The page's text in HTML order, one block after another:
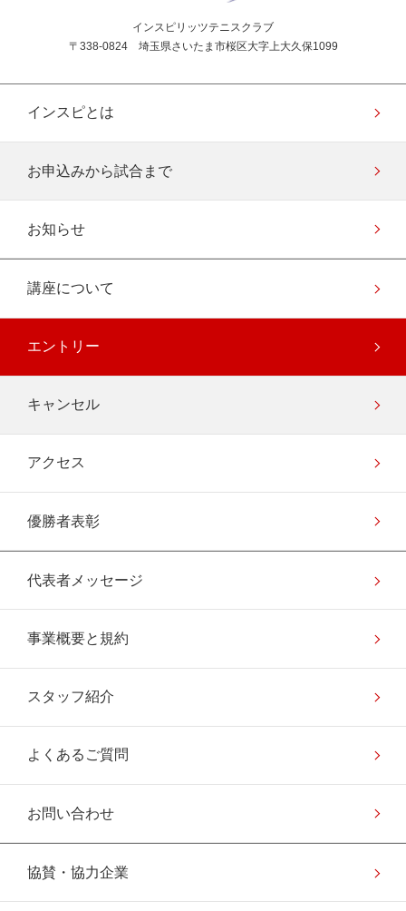
インスピリッツテニスクラブ
〒338-0824 埼玉県さいたま市桜区大字上大久保1099
インスピとは
お申込みから試合まで
お知らせ
講座について
エントリー
キャンセル
アクセス
優勝者表彰
代表者メッセージ
事業概要と規約
スタッフ紹介
よくあるご質問
お問い合わせ
協賛・協力企業